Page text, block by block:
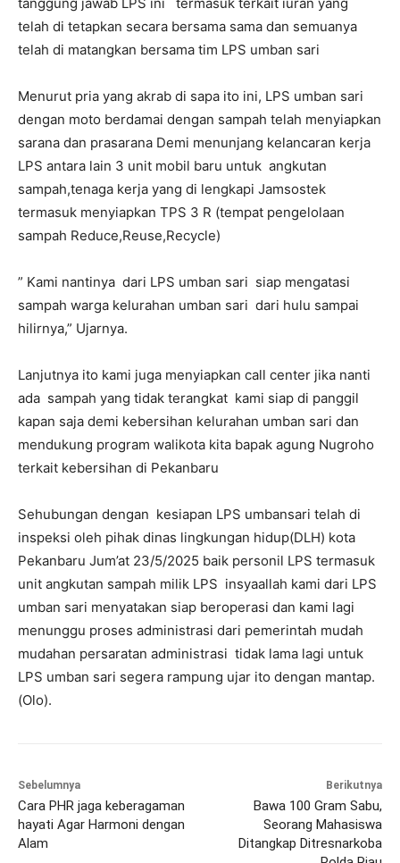
telah di tetapkan secara bersama sama dan semuanya
telah di matangkan bersama tim LPS umban sari
Menurut pria yang akrab di sapa ito ini, LPS umban sari
dengan moto berdamai dengan sampah telah menyiapkan
sarana dan prasarana Demi menunjang kelancaran kerja
LPS antara lain 3 unit mobil baru untuk angkutan
sampah,tenaga kerja yang di lengkapi Jamsostek
termasuk menyiapkan TPS 3 R (tempat pengelolaan
sampah Reduce,Reuse,Recycle)
” Kami nantinya dari LPS umban sari siap mengatasi
sampah warga kelurahan umban sari dari hulu sampai
hilirnya,” Ujarnya.
Lanjutnya ito kami juga menyiapkan call center jika nanti
ada sampah yang tidak terangkat kami siap di panggil
kapan saja demi kebersihan kelurahan umban sari dan
mendukung program walikota kita bapak agung Nugroho
terkait kebersihan di Pekanbaru
Sehubungan dengan kesiapan LPS umbansari telah di
inspeksi oleh pihak dinas lingkungan hidup(DLH) kota
Pekanbaru Jum’at 23/5/2025 baik personil LPS termasuk
unit angkutan sampah milik LPS insyaallah kami dari LPS
umban sari menyatakan siap beroperasi dan kami lagi
menunggu proses administrasi dari pemerintah mudah
mudahan persaratan administrasi tidak lama lagi untuk
LPS umban sari segera rampung ujar ito dengan mantap.
(Olo).
Sebelumnya
Cara PHR jaga keberagaman
hayati Agar Harmoni dengan
Alam
Berikutnya
Bawa 100 Gram Sabu,
Seorang Mahasiswa
Ditangkap Ditresnarkoba